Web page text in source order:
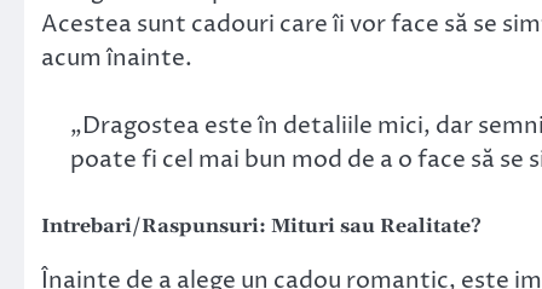
Acestea sunt cadouri care îi vor face să se
acum înainte.
„Dragostea este în detaliile mici, dar
poate fi cel mai bun mod de a o face să se
Intrebari/Raspunsuri: Mituri sau Realitate?
Înainte de a alege un cadou romantic, este